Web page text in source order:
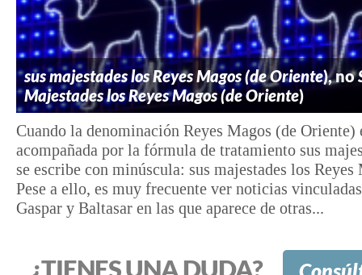
sus majestades los Reyes Magos (de Oriente), no
Majestades los Reyes Magos (de Oriente)
Cuando la denominación Reyes Magos (de Oriente)
acompañada por la fórmula de tratamiento sus
se escribe con minúscula: sus majestades los Reyes
Pese a ello, es muy frecuente ver noticias
Gaspar y Baltasar en las que aparece de otras...
¿TIENES UNA DUDA?